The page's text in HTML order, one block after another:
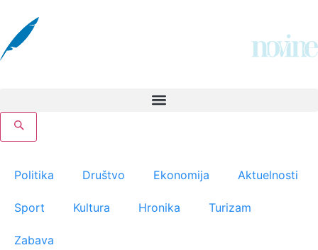
Politika Društvo Ekonomija Aktuelnosti
Sport Kultura Hronika Turizam
Zabava